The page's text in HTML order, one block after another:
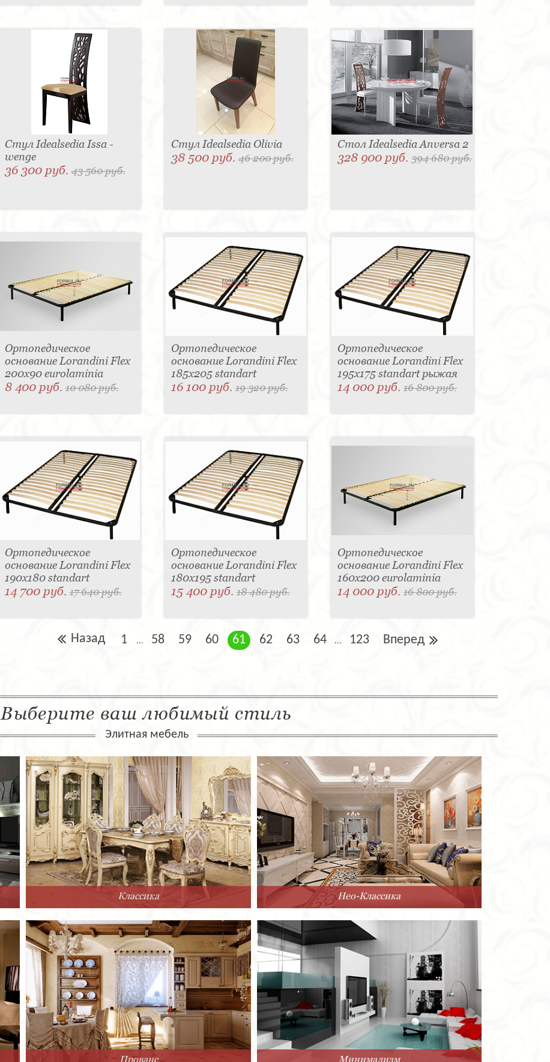
Стул Idealsedia Issa -
wenge
36 300 руб.43 560 руб.
Стул Idealsedia Olivia
38 500 руб. 46 200 руб.
Стол Idealsedia Anversa 2
328 900 руб.394 680 руб.
Ортопедическое
основание Lorandini Flex
200x90 eurolaminia
8 400 руб.10 080 руб.
Ортопедическое
основание Lorandini Flex
185x205 standart
16 100 руб. 19 320 руб.
Ортопедическое
основание Lorandini Flex
195x175 standart рыжая
14 000 руб.16 800 руб.
Ортопедическое
основание Lorandini Flex
190x180 standart
14 700 руб.17 640 руб.
Ортопедическое
основание Lorandini Flex
180x195 standart
15 400 руб. 18 480 руб.
Ортопедическое
основание Lorandini Flex
160x200 eurolaminia
14 000 руб.16 800 руб.
Назад 1 ... 58 59 60 61 62 63 64 ... 123 Вперед
Выберите ваш любимый стиль
Элитная мебель
Классика Нео-Классика
Прованс Минимализм